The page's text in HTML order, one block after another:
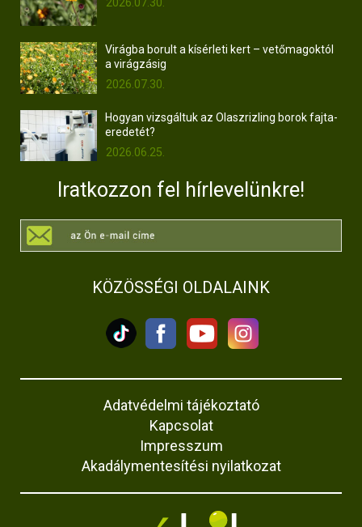
2026.07.30.
Virágba borult a kísérleti kert – vetőmagoktól
a virágzásig
2026.07.30.
Hogyan vizsgáltuk az Olaszrizling borok fajta-
eredetét?
2026.06.25.
Iratkozzon fel hírlevelünkre!
KÖZÖSSÉGI OLDALAINK
Adatvédelmi tájékoztató
Kapcsolat
Impresszum
Akadálymentesítési nyilatkozat